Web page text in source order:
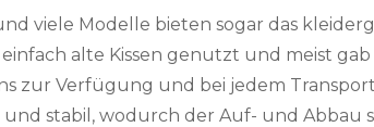
viele Modelle bieten sogar das
alte Kissen genutzt und meist gab
Verfügung und bei jedem Transport
stabil, wodurch der Auf- und Abbau